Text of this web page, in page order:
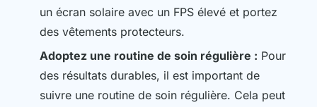
un écran solaire avec un FPS élevé et portez
des vêtements protecteurs.
Adoptez une routine de soin régulière : Pour
des résultats durables, il est important de
suivre une routine de soin régulière. Cela peut